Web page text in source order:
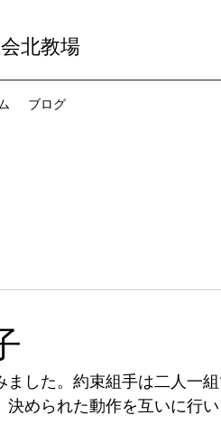
北教場
ブログ
した。約束組手は二人一
められた動作を互いに行